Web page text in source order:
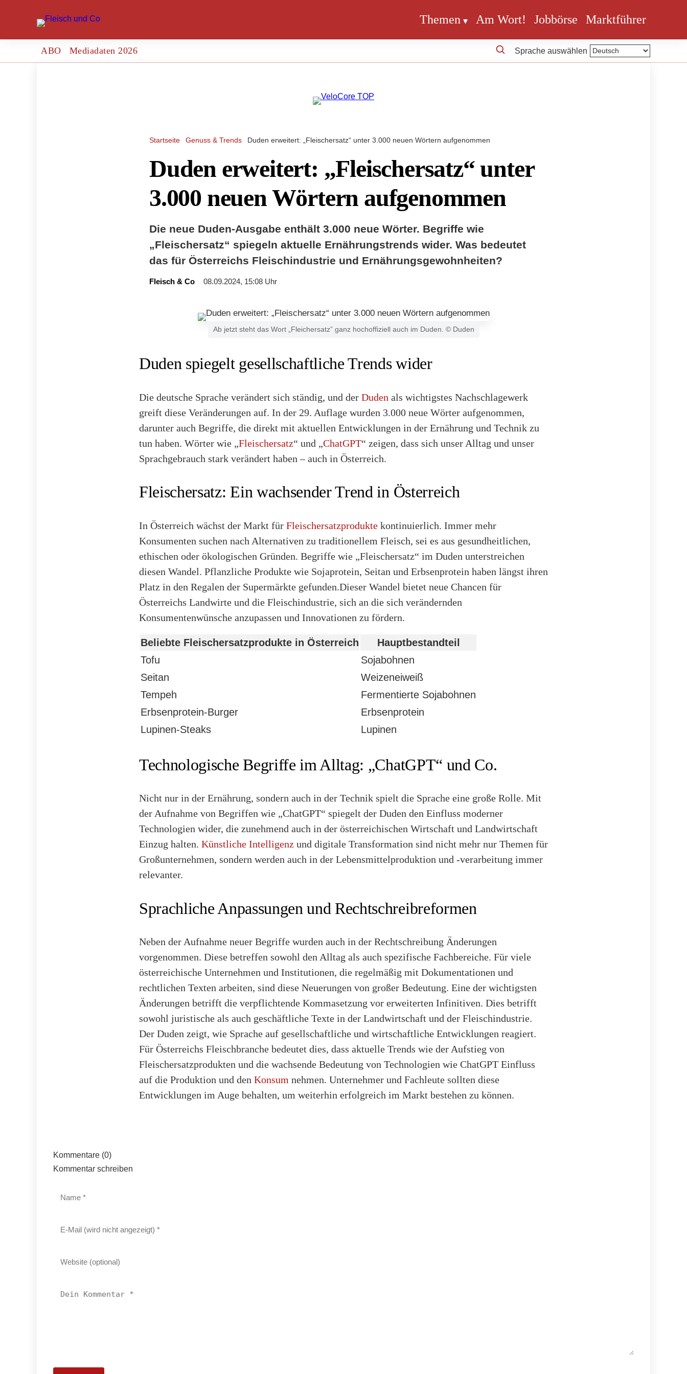
Themen Am Wort! Jobbörse Marktführer
ABO Mediadaten 2026 Sprache auswählen
Startseite Genuss & Trends Duden erweitert: „Fleischersatz“ unter 3.000 neuen Wörtern aufgenommen
Duden erweitert: „Fleischersatz“ unter
3.000 neuen Wörtern aufgenommen
Die neue Duden-Ausgabe enthält 3.000 neue Wörter. Begriffe wie
„Fleischersatz“ spiegeln aktuelle Ernährungstrends wider. Was bedeutet
das für Österreichs Fleischindustrie und Ernährungsgewohnheiten?
Fleisch & Co 08.09.2024, 15:08 Uhr
Ab jetzt steht das Wort „Fleichersatz” ganz hochoffiziell auch im Duden. © Duden
Duden spiegelt gesellschaftliche Trends wider
Die deutsche Sprache verändert sich ständig, und der Duden als wichtigstes Nachschlagewerk
greift diese Veränderungen auf. In der 29. Auflage wurden 3.000 neue Wörter aufgenommen,
darunter auch Begriffe, die direkt mit aktuellen Entwicklungen in der Ernährung und Technik zu
tun haben. Wörter wie „Fleischersatz“ und „ChatGPT“ zeigen, dass sich unser Alltag und unser
Sprachgebrauch stark verändert haben – auch in Österreich.
Fleischersatz: Ein wachsender Trend in Österreich
In Österreich wächst der Markt für Fleischersatzprodukte kontinuierlich. Immer mehr
Konsumenten suchen nach Alternativen zu traditionellem Fleisch, sei es aus gesundheitlichen,
ethischen oder ökologischen Gründen. Begriffe wie „Fleischersatz“ im Duden unterstreichen
diesen Wandel. Pflanzliche Produkte wie Sojaprotein, Seitan und Erbsenprotein haben längst ihren
Platz in den Regalen der Supermärkte gefunden.Dieser Wandel bietet neue Chancen für
Österreichs Landwirte und die Fleischindustrie, sich an die sich verändernden
Konsumentenwünsche anzupassen und Innovationen zu fördern.
Beliebte Fleischersatzprodukte in Österreich
Hauptbestandteil
Tofu
Sojabohnen
Seitan
Weizeneiweiß
Tempeh
Fermentierte Sojabohnen
Erbsenprotein-Burger
Erbsenprotein
Lupinen-Steaks
Lupinen
Technologische Begriffe im Alltag: „ChatGPT“ und Co.
Nicht nur in der Ernährung, sondern auch in der Technik spielt die Sprache eine große Rolle. Mit
der Aufnahme von Begriffen wie „ChatGPT“ spiegelt der Duden den Einfluss moderner
Technologien wider, die zunehmend auch in der österreichischen Wirtschaft und Landwirtschaft
Einzug halten. Künstliche Intelligenz und digitale Transformation sind nicht mehr nur Themen für
Großunternehmen, sondern werden auch in der Lebensmittelproduktion und -verarbeitung immer
relevanter.
Sprachliche Anpassungen und Rechtschreibreformen
Neben der Aufnahme neuer Begriffe wurden auch in der Rechtschreibung Änderungen
vorgenommen. Diese betreffen sowohl den Alltag als auch spezifische Fachbereiche. Für viele
österreichische Unternehmen und Institutionen, die regelmäßig mit Dokumentationen und
rechtlichen Texten arbeiten, sind diese Neuerungen von großer Bedeutung. Eine der wichtigsten
Änderungen betrifft die verpflichtende Kommasetzung vor erweiterten Infinitiven. Dies betrifft
sowohl juristische als auch geschäftliche Texte in der Landwirtschaft und der Fleischindustrie.
Der Duden zeigt, wie Sprache auf gesellschaftliche und wirtschaftliche Entwicklungen reagiert.
Für Österreichs Fleischbranche bedeutet dies, dass aktuelle Trends wie der Aufstieg von
Fleischersatzprodukten und die wachsende Bedeutung von Technologien wie ChatGPT Einfluss
auf die Produktion und den Konsum nehmen. Unternehmer und Fachleute sollten diese
Entwicklungen im Auge behalten, um weiterhin erfolgreich im Markt bestehen zu können.
Kommentare (0)
Kommentar schreiben